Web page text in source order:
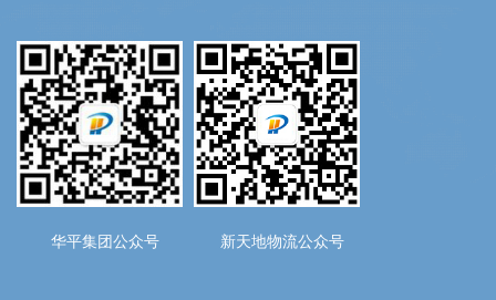
华平集团公众号 新天地物流公众号